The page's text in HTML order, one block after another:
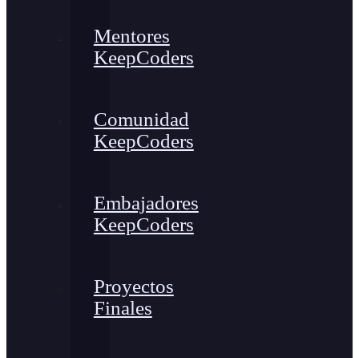
Mentores
KeepCoders
Comunidad
KeepCoders
Embajadores
KeepCoders
Proyectos
Finales